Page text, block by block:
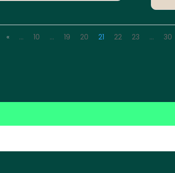
« … 10 … 19 20 21 22 23 … 30